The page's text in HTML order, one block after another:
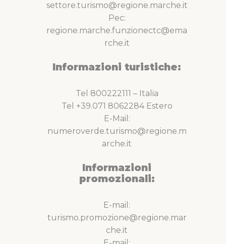
settore.turismo@regione.marche.it
Pec:
regione.marche.funzionectc@ema
rche.it
Informazioni turistiche:
Tel 800222111 – Italia
Tel +39.071 8062284 Estero
E-Mail:
numeroverde.turismo@regione.m
arche.it
Informazioni
promozionali:
E-mail:
turismo.promozione@regione.mar
che.it